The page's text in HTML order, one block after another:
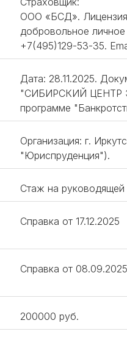
ООО «БСД». Лицензия
добровольное
‪+7(495)129-53-35.
Дата: 28.11.2025.
"СИБИРСКИЙ ЦЕНТР
программе
Организация: г.
"Юриспруденция").
Стаж на
Справка от 17.12.2025
Справка от 08.09.2025
200000 руб.